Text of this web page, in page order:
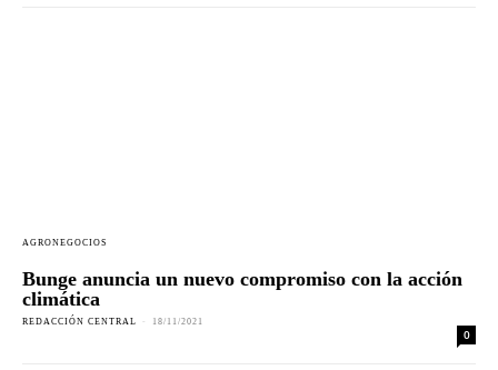
AGRONEGOCIOS
Bunge anuncia un nuevo compromiso con la acción
climática
REDACCIÓN CENTRAL - 18/11/2021
0